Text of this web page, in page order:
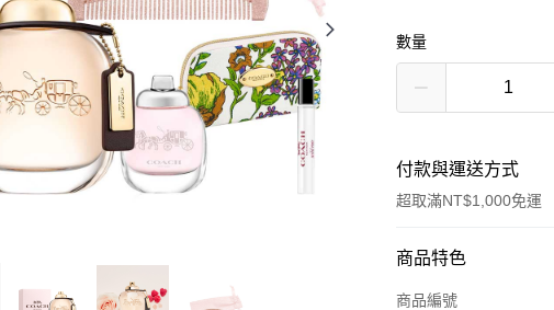
數量
付款與運送方式
超取滿NT$1,000免運
付款方式
信用卡一次付款
商品特色
商品編號